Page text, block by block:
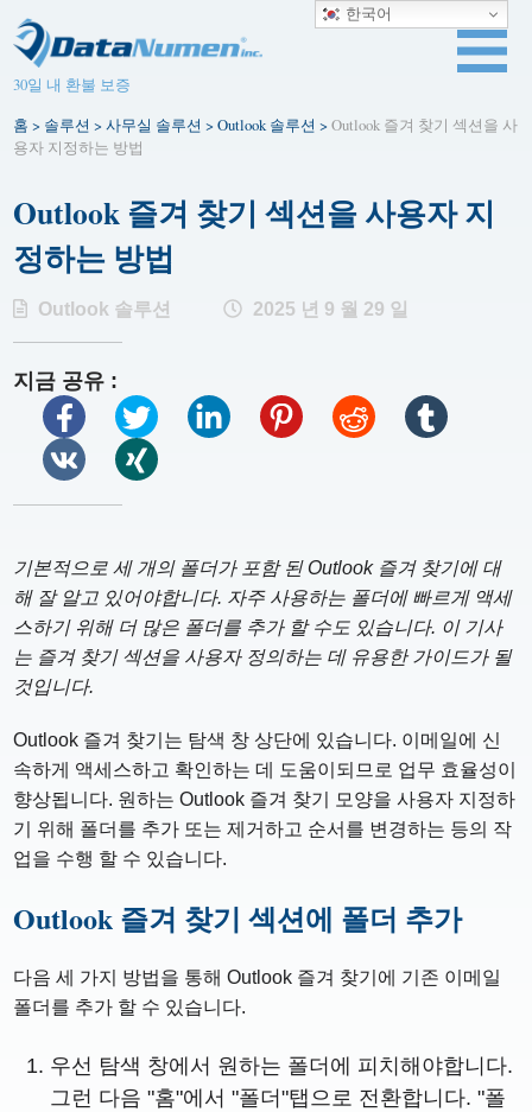
30일 내 환불 보증
홈 > 솔루션 >사무실 솔루션 >Outlook 솔루션 >Outlook 즐겨 찾기 섹션을 사
용자 지정하는 방법
Outlook 즐겨 찾기 섹션을 사용자 지
정하는 방법
Outlook 솔루션 2025 년 9 월 29 일
지금 공유 :
기본적으로 세 개의 폴더가 포함 된 Outlook 즐겨 찾기에 대
해 잘 알고 있어야합니다. 자주 사용하는 폴더에 빠르게 액세
스하기 위해 더 많은 폴더를 추가 할 수도 있습니다. 이 기사
는 즐겨 찾기 섹션을 사용자 정의하는 데 유용한 가이드가 될
것입니다.
Outlook 즐겨 찾기는 탐색 창 상단에 있습니다. 이메일에 신
속하게 액세스하고 확인하는 데 도움이되므로 업무 효율성이
향상됩니다. 원하는 Outlook 즐겨 찾기 모양을 사용자 지정하
기 위해 폴더를 추가 또는 제거하고 순서를 변경하는 등의 작
업을 수행 할 수 있습니다.
Outlook 즐겨 찾기 섹션에 폴더 추가
다음 세 가지 방법을 통해 Outlook 즐겨 찾기에 기존 이메일
폴더를 추가 할 수 있습니다.
우선 탐색 창에서 원하는 폴더에 피치해야합니다.
그런 다음 "홈"에서 "폴더"탭으로 전환합니다. "폴
한국어